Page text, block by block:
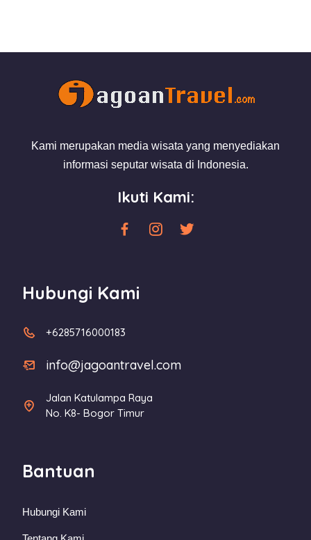
Kami merupakan media wisata yang menyediakan
informasi seputar wisata di Indonesia.
Ikuti Kami:
Hubungi Kami
+6285716000183
info@jagoantravel.com
Jalan Katulampa Raya
No. K8- Bogor Timur
Bantuan
Hubungi Kami